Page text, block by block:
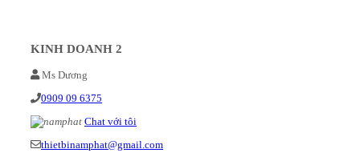
KINH DOANH 2
Ms Dương
0909 09 6375
Chat với tôi
thietbinamphat@gmail.com